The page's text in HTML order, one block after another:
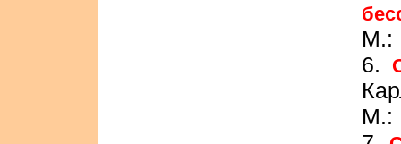
М.:
6.
М.: